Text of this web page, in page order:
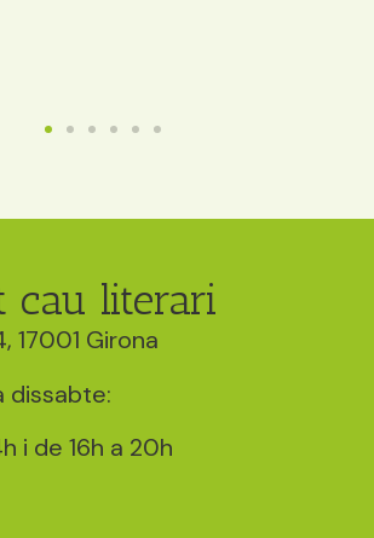
cau literari
17001 Girona
dissabte:
i de 16h a 20h